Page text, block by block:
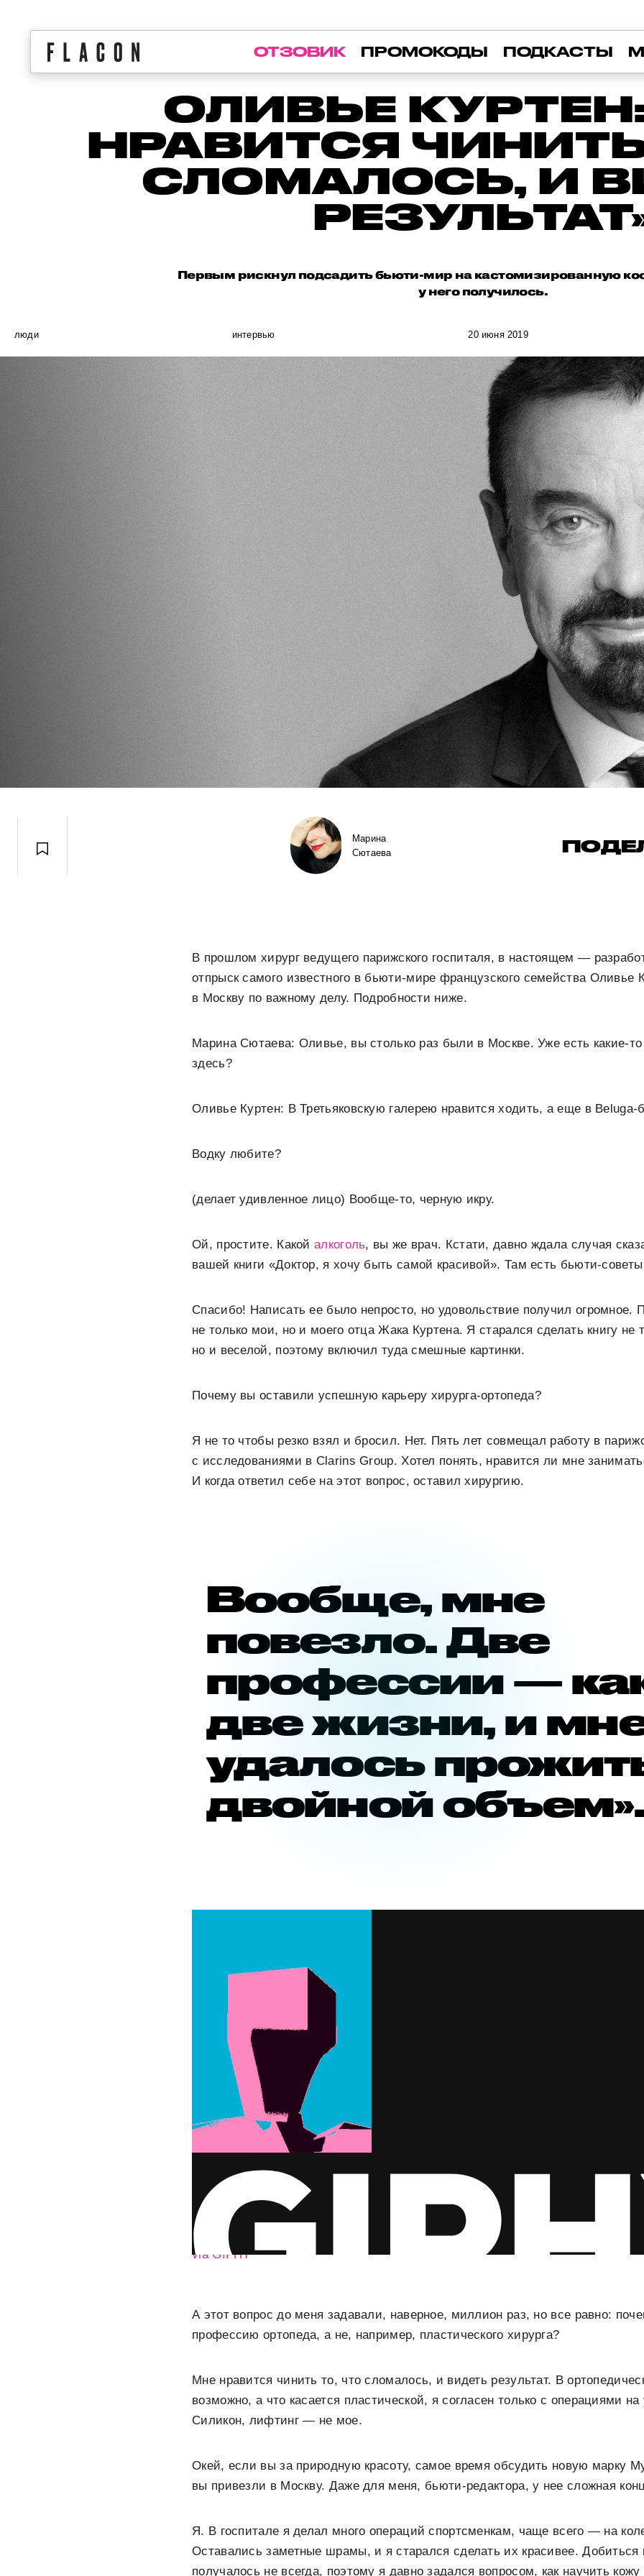
ОТЗОВИК ПРОМОКОДЫ ПОДКАСТЫ
ОЛИВЬЕ
НРАВИТСЯ
СЛОМАЛОСЬ, И
Первым рискнул подсадить бьюти-мир на кастомизированную
у него получилось.
люди интервью 20 июня 2019
Марина
Сютаева
В прошлом хирург ведущего парижского госпиталя, в настоящем —
отпрыск самого известного в бьюти-мире французского семейства Оливье
в Москву по важному делу. Подробности ниже.
Марина Сютаева: Оливье, вы столько раз были в Москве. Уже есть какие-
здесь?
Оливье Куртен: В Третьяковскую галерею нравится ходить, а еще в
Водку любите?
(делает удивленное лицо) Вообще-то, черную икру.
Ой, простите. Какойалкоголь, вы же врач. Кстати, давно ждала случая
вашей книги «Доктор, я хочу быть самой красивой». Там есть бьюти-
Спасибо! Написать ее было непросто, но удовольствие получил огромное.
не только мои, но и моего отца Жака Куртена. Я старался сделать книгу не
но и веселой, поэтому включил туда смешные картинки.
Почему вы оставили успешную карьеру хирурга-ортопеда?
Я не то чтобы резко взял и бросил. Нет. Пять лет совмещал работу в
с исследованиями в Clarins Group. Хотел понять, нравится ли мне
И когда ответил себе на этот вопрос, оставил хирургию.
Вообще, мне
повезло. Две
профессии —
две жизни, и
удалось
двойной
via GIPHY
А этот вопрос до меня задавали, наверное, миллион раз, но все равно:
профессию ортопеда, а не, например, пластического хирурга?
Мне нравится чинить то, что сломалось, и видеть результат. В
возможно, а что касается пластической, я согласен только с операциями
Силикон, лифтинг — не мое.
Окей, если вы за природную красоту, самое время обсудить новую марку
вы привезли в Москву. Даже для меня, бьюти-редактора, у нее сложная
Я. В госпитале я делал много операций спортсменкам, чаще всего — на
Оставались заметные шрамы, и я старался сделать их красивее. Добиться
получалось не всегда, поэтому я давно задался вопросом, как научить кожу